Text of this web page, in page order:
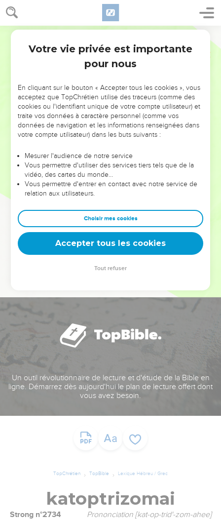
NE MANQUEZ PAS L’ÉVÉNEMENT
DE L’ANNÉE !
ET SI LEURS ERREURS POUVAIENT VOUS ÉVITER LES
VOTRES ?
leur foi ou leur vision. Mais on voit moins les doutes, les erreurs
et les saisons difficiles qu'ils ont traversés, alors même que ce
sont elles qui les ont façonnés.
Dans cette conférence, leaders, entrepreneurs, et responsables
clés pour avancer avec plus de sagesse afin que leurs erreurs
deviennent vos tremplins. Que vous guidiez un ministère, une
équipe, un groupe ou une famille, leur expérience est faite
Un outil révolutionnaire de lecture et d'étude de la Bible en
ligne. Démarrez dès aujourd'hui le plan de lecture offert dont
vous avez besoin.
TopChrétien TopBible Lexique Hébreu / Grec
katoptrizomai
Strong n°2734 Prononciation [kat-op-trid'-zom-ahee]
Votre vie privée est importante
pour nous
En cliquant sur le bouton « Accepter tous les cookies », vous
acceptez que TopChrétien utilise des traceurs (comme des
cookies ou l'identifiant unique de votre compte utilisateur) et
traite vos données à caractère personnel (comme vos
données de navigation et les informations renseignées dans
votre compte utilisateur) dans les buts suivants :
Mesurer l'audience de notre service
Vous permettre d'utiliser des services tiers tels que de la
vidéo, des cartes du monde…
Vous permettre d'entrer en contact avec notre service de
relation aux utilisateurs.
Choisir mes cookies
Accepter tous les cookies
Tout refuser